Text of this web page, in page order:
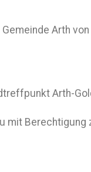
Arth von
Arth-
mit